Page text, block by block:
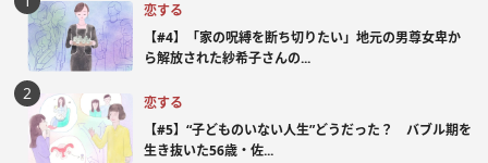
恋する
【#4】「家の呪縛を断ち切りたい」地元の男尊女卑か
ら解放された紗希子さんの...
恋する
【#5】“子どものいない人生”どうだった？ バブル期を
生き抜いた56歳・佐...